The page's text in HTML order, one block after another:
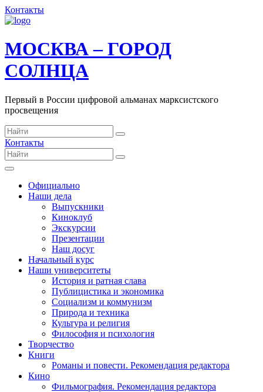
Контакты
МОСКВА – ГОРОД
СОЛНЦА
Первый в России цифровой альманах марксистского
просвещения
Контакты
Официально
Наши дела
Выпускники
Киноклуб
Экскурсии
Презентации
Наш досуг
Начальный курс
Наши университеты
История и ратная слава
Публицистика и экономика
Социализм и коммунизм
Природа и техника
Культура и религия
Философия и психология
Творчество
Книги
Романы и повести. Рекомендация редактора
Кино
Фильмография. Рекомендация редактора